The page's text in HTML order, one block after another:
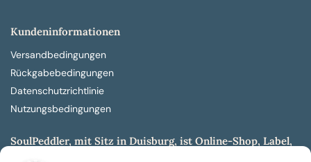
Kundeninformationen
Versandbedingungen
Rückgabebedingungen
Datenschutzrichtlinie
Nutzungsbedingungen
SoulPeddler, mit Sitz in Duisburg, ist Online-Shop, Label,